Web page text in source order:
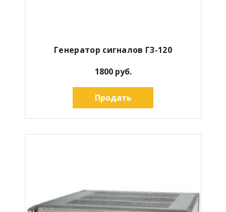
Генератор сигналов Г3-120
1800 руб.
Продать